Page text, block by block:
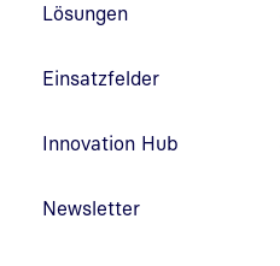
Lösungen
Einsatzfelder
Innovation Hub
Newsletter